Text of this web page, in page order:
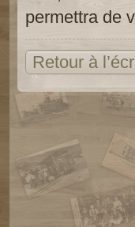
permettra de
Retour à